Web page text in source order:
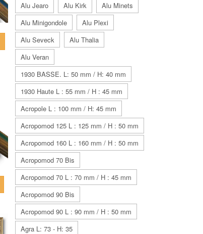
Alu Jearo
Alu Kirk
Alu Minets
Alu Minigondole
Alu Plexi
Alu Seveck
Alu Thalia
Alu Veran
1930 BASSE. L: 50 mm / H: 40 mm
1930 Haute L : 55 mm / H : 45 mm
Acropole L : 100 mm / H: 45 mm
Acropomod 125 L : 125 mm / H : 50 mm
Acropomod 160 L : 160 mm / H : 50 mm
Acropomod 70 Bis
Acropomod 70 L : 70 mm / H : 45 mm
Acropomod 90 Bis
Acropomod 90 L : 90 mm / H : 50 mm
Agra L: 73 - H: 35